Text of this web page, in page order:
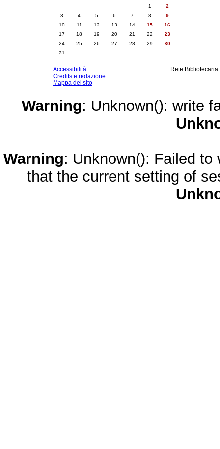
1
2
3
4 5 6 7 8
9
10
11 12 13 14 15
16
17
18 19 20 21 22
23
24
25 26 27 28 29
30
31
Accessibilità
Credits e redazione
Mappa del sito
Rete
Warning: Unknown(): write
Warning: Unknown(): Failed
that the current setting of